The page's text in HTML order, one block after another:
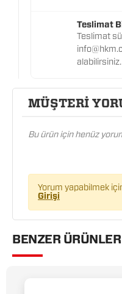
Teslimat
Teslimat
alabilirsiniz.
MÜŞTERİ
Bu ürün için henüz
Yorum yapabilmek
Girişi
BENZER ÜRÜNLER